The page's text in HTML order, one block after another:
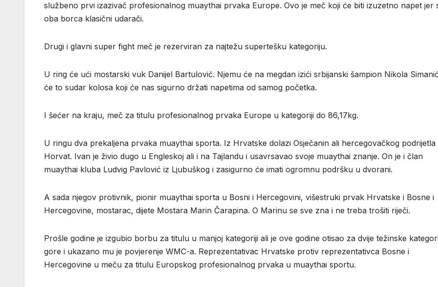
službeno prvi izazivač profesionalnog muaythai prvaka Europe. Ovo je meč koji će biti izuzetno napet jer
oba borca klasični udarači.
Drugi i glavni super fight meč je rezerviran za najtežu supertešku kategoriju.
U ring će ući mostarski vuk Danijel Bartulović. Njemu će na megdan izići srbijanski šampion Nikola
će to sudar kolosa koji će nas sigurno držati napetima od samog početka.
I šećer na kraju, meč za titulu profesionalnog prvaka Europe u kategoriji do 86,17kg.
U ringu dva prekaljena prvaka muaythai sporta. Iz Hrvatske dolazi Osječanin ali hercegovačkog podrijetla
Horvat. Ivan je živio dugo u Engleskoj ali i na Tajlandu i usavrsavao svoje muaythai znanje. On je i član
muaythai kluba Ludvig Pavlović iz Ljubuškog i zasigurno će imati ogromnu podršku u dvorani.
A sada njegov protivnik, pionir muaythai sporta u Bosni i Hercegovini, višestruki prvak Hrvatske i Bosne i
Hercegovine, mostarac, dijete Mostara Marin Čarapina. O Marinu se sve zna i ne treba trošiti riječi.
Prošle godine je izgubio borbu za titulu u manjoj kategoriji ali je ove godine otisao za dvije težinske
gore i ukazano mu je povjerenje WMC-a. Reprezentativac Hrvatske protiv reprezentativca Bosne i
Hercegovine u meču za titulu Europskog profesionalnog prvaka u muaythai sportu.